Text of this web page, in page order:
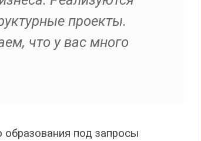
проекты.
что у вас много
образования под запросы